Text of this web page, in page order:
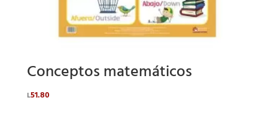
Conceptos matemáticos
L51.80